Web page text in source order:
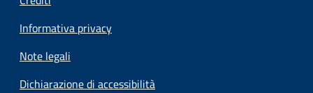
Informativa privacy
Note legali
Dichiarazione di accessibilità